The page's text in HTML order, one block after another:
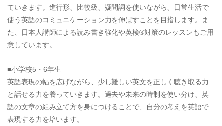
ていきます。進行形、比較級、疑問詞を使いながら、日常生活で
使う英語のコミュニケーション力を伸ばすことを目指します。ま
た、日本人講師による読み書き強化や英検®対策のレッスンもご用
意しています。
■小学校5・6年生
英語表現の幅を広げながら、少し難しい英文を正しく聴き取る力
と話せる力を養っていきます。過去や未来の時制を使い分け、英
語の文章の組み立て方を身につけることで、自分の考えを英語で
表現する力を培います。